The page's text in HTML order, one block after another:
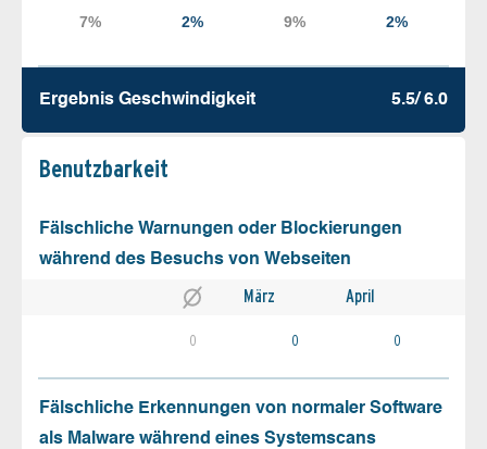
Ergebnis Geschw­indigkeit 5.5/ 6.0
Benutz­barkeit
Fälschliche Warnungen oder Blockierungen
während des Besuchs von Webseiten
März April
0 0 0
Fälschliche Erkennungen von normaler Software
als Malware während eines Systemscans